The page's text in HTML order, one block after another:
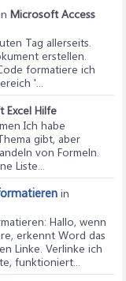
Microsoft Access
Tag allerseits.
erstellen.
formatiere ich
'...
Excel Hilfe
Ich habe
gibt, aber
von Formeln.
Liste...
in
: Hallo, wenn
erkennt Word das
Linke. Verlinke ich
funktioniert...